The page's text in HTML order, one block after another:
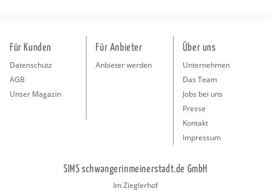
Für Kunden
Datenschutz
AGB
Unser Magazin
Für Anbieter
Anbieter werden
Über uns
Unternehmen
Das Team
Jobs bei uns
Presse
Kontakt
Impressum
SIMS schwangerinmeinerstadt.de GmbH
Im Zieglerhof